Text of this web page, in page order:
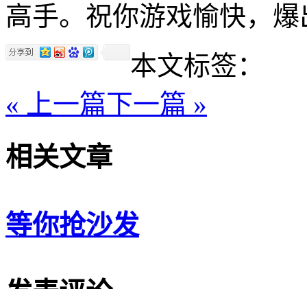
高手。祝你游戏愉快，
本文标签：
« 上一篇下一篇 »
相关文章
等你抢沙发